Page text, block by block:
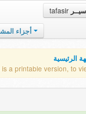
tafasir
أجزاء
الرئيسية
is a printable version, to